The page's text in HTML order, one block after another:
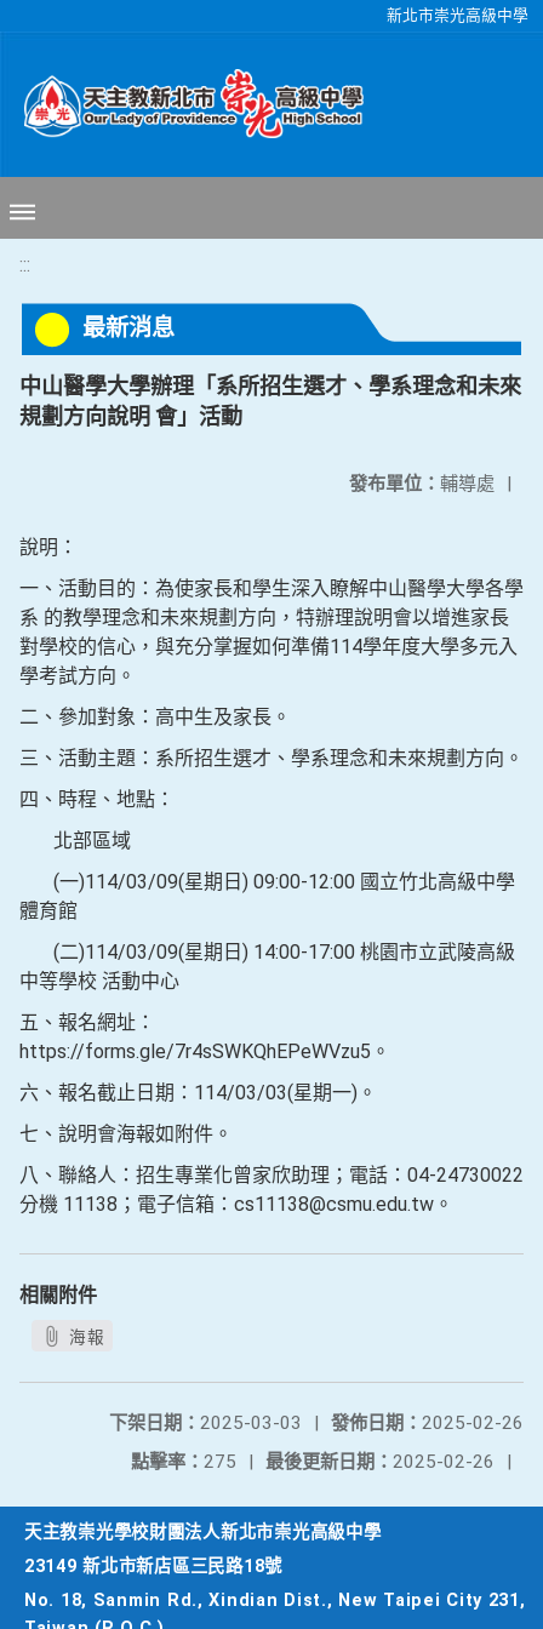
新北市崇光高級中學
:::
最新消息
中山醫學大學辦理「系所招生選才、學系理念和未來
規劃方向說明 會」活動
發布單位： 輔導處 |
說明：
一、活動目的：為使家長和學生深入瞭解中山醫學大學各學
系 的教學理念和未來規劃方向，特辦理說明會以增進家長
對學校的信心，與充分掌握如何準備114學年度大學多元入
學考試方向。
二、參加對象：高中生及家長。
三、活動主題：系所招生選才、學系理念和未來規劃方向。
四、時程、地點：
北部區域
(一)114/03/09(星期日) 09:00-12:00 國立竹北高級中學
體育館
(二)114/03/09(星期日) 14:00-17:00 桃園市立武陵高級
中等學校 活動中心
五、報名網址：
https://forms.gle/7r4sSWKQhEPeWVzu5。
六、報名截止日期：114/03/03(星期一)。
七、說明會海報如附件。
八、聯絡人：招生專業化曾家欣助理；電話：04-24730022
分機 11138；電子信箱：cs11138@csmu.edu.tw。
相關附件
海報
發佈日期： 2025-02-26
下架日期： 2025-03-03
|
最後更新日期： 2025-02-26 |
點擊率： 275 |
天主教崇光學校財團法人新北市崇光高級中學
23149 新北市新店區三民路18號
No. 18, Sanmin Rd., Xindian Dist., New Taipei City 231,